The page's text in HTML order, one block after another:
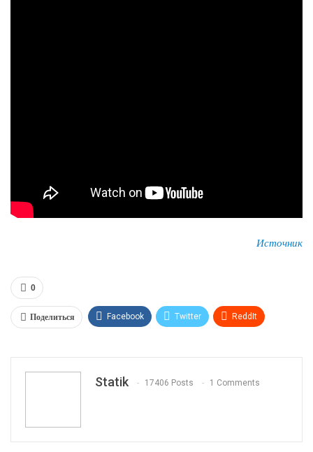
Источник
0
Поделиться Facebook Twitter ReddIt
Statik 17406 Posts 1 Comments